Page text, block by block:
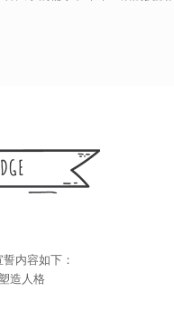
内容如下：
造人格